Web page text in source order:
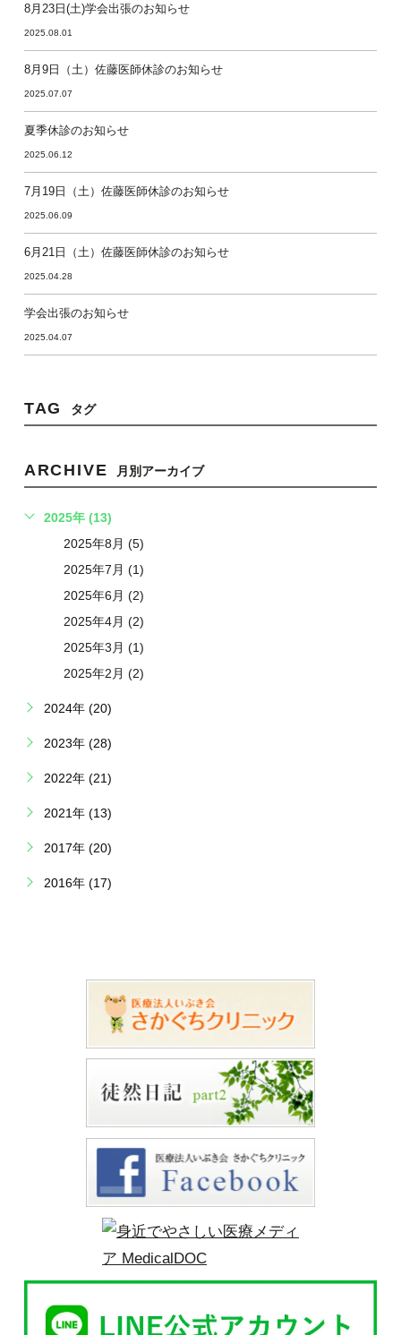
8月23日(土)学会出張のお知らせ
2025.08.01
8月9日（土）佐藤医師休診のお知らせ
2025.07.07
夏季休診のお知らせ
2025.06.12
7月19日（土）佐藤医師休診のお知らせ
2025.06.09
6月21日（土）佐藤医師休診のお知らせ
2025.04.28
学会出張のお知らせ
2025.04.07
TAG タグ
ARCHIVE 月別アーカイブ
2025年 (13)
2025年8月 (5)
2025年7月 (1)
2025年6月 (2)
2025年4月 (2)
2025年3月 (1)
2025年2月 (2)
2024年 (20)
2023年 (28)
2022年 (21)
2021年 (13)
2017年 (20)
2016年 (17)